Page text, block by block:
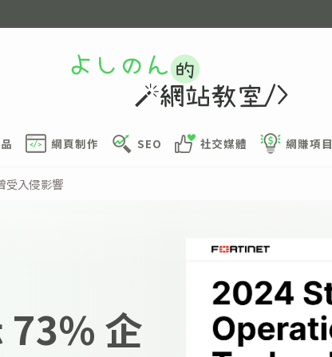
網頁制作 SEO 社交媒體 網賺項目
受入侵影響
企